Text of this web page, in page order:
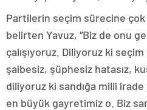
Partilerin seçim sürecine çok
belirten Yavuz, “Biz de onu
çalışıyoruz. Diliyoruz ki
şaibesiz, şüphesiz hatasız,
diliyoruz ki sandığa milli irade
en büyük gayretimiz o. Biz